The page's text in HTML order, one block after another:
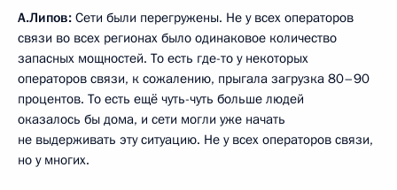
А.Липов: Сети были перегружены. Не у всех операторов
связи во всех регионах было одинаковое количество
запасных мощностей. То есть где-то у некоторых
операторов связи, к сожалению, прыгала загрузка 80–90
процентов. То есть ещё чуть-чуть больше людей
оказалось бы дома, и сети могли уже начать
не выдерживать эту ситуацию. Не у всех операторов связи,
но у многих.